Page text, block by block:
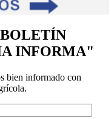
INFORMA"
bien informado con